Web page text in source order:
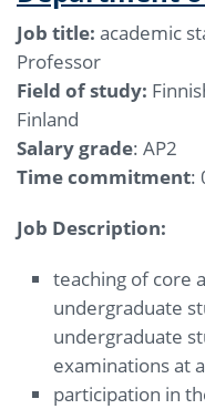
Job title: academic
Professor
Field of study:
Finland
Salary grade: AP2
Time commitment:
Job Description:
teaching of core
undergraduate
undergraduate
examinations at
participation in